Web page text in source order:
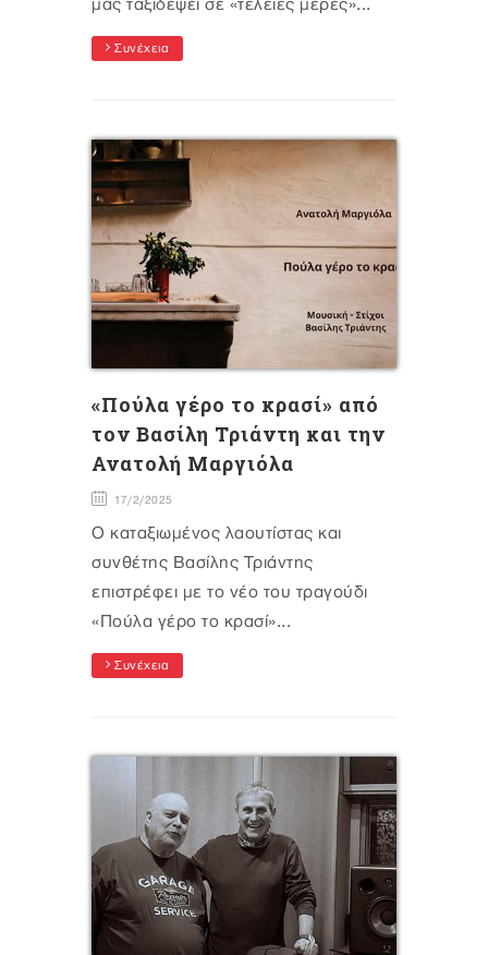
μας ταξιδέψει σε «τέλειες μέρες»...
Συνέχεια
«Πούλα γέρο το κρασί» από
τον Βασίλη Τριάντη και την
Ανατολή Μαργιόλα
17/2/2025
Ο καταξιωμένος λαουτίστας και
συνθέτης Βασίλης Τριάντης
επιστρέφει με το νέο του τραγούδι
«Πούλα γέρο το κρασί»...
Συνέχεια